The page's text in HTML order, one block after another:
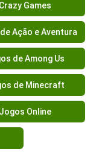
Crazy Games
Ação e Aventura
de Among Us
de Minecraft
Jogos Online